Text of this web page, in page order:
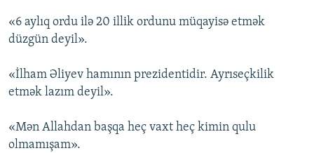
«6 aylıq ordu ilə 20 illik ordunu müqayisə etmək
düzgün deyil».
«İlham Əliyev hamının prezidentidir. Ayrıseçkilik
etmək lazım deyil».
«Mən Allahdan başqa heç vaxt heç kimin qulu
olmamışam».